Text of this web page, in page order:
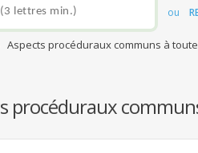
ou
Aspects procéduraux communs à
procéduraux